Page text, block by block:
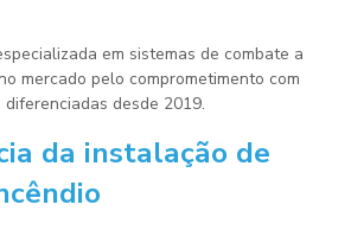
em sistemas de combate a
mercado pelo comprometimento com
desde 2019.
da instalação de